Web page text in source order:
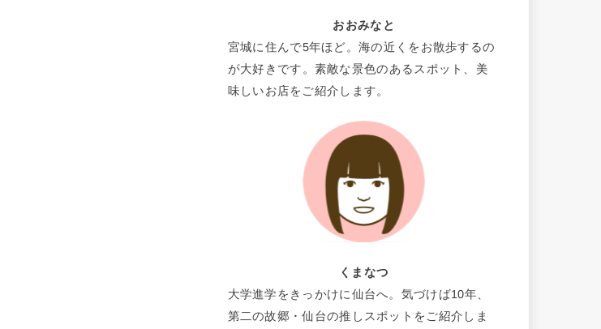
おおみなと
宮城に住んで5年ほど。海の近くをお散歩するの
が大好きです。素敵な景色のあるスポット、美
味しいお店をご紹介します。
くまなつ
大学進学をきっかけに仙台へ。気づけば10年、
第二の故郷・仙台の推しスポットをご紹介しま